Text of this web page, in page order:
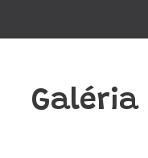
Galéria